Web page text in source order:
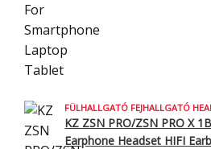
FÜLHALLGATÓ FEJHALLGATÓ
KZ ZSN PRO/ZSN PRO X
Earphone Headset HIFI